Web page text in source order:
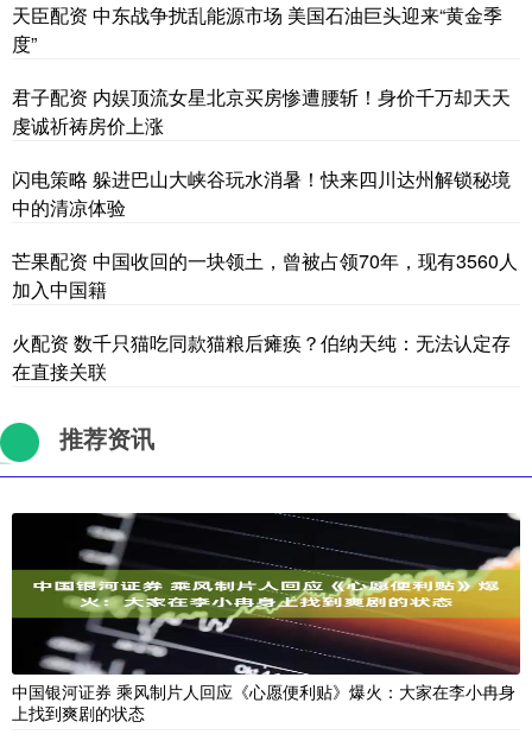
天臣配资 中东战争扰乱能源市场 美国石油巨头迎来“黄金季
度”
君子配资 内娱顶流女星北京买房惨遭腰斩！身价千万却天天
虔诚祈祷房价上涨
闪电策略 躲进巴山大峡谷玩水消暑！快来四川达州解锁秘境
中的清凉体验
芒果配资 中国收回的一块领土，曾被占领70年，现有3560人
加入中国籍
火配资 数千只猫吃同款猫粮后瘫痪？伯纳天纯：无法认定存
在直接关联
推荐资讯
中国银河证券 乘风制片人回应《心愿便利贴》爆火：大家在李小冉身
上找到爽剧的状态